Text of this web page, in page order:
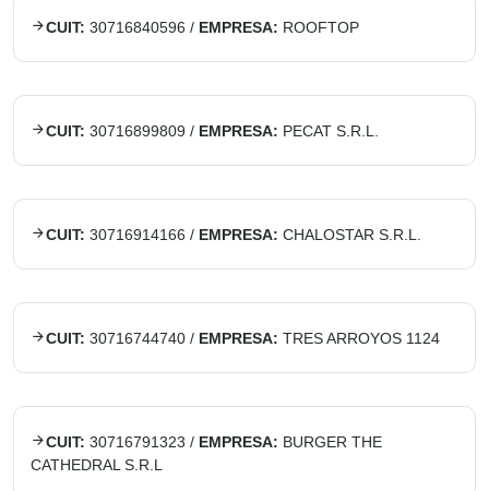
CUIT: 30716840596 / EMPRESA: ROOFTOP
CUIT: 30716899809 / EMPRESA: PECAT S.R.L.
CUIT: 30716914166 / EMPRESA: CHALOSTAR S.R.L.
CUIT: 30716744740 / EMPRESA: TRES ARROYOS 1124
CUIT: 30716791323 / EMPRESA: BURGER THE
CATHEDRAL S.R.L